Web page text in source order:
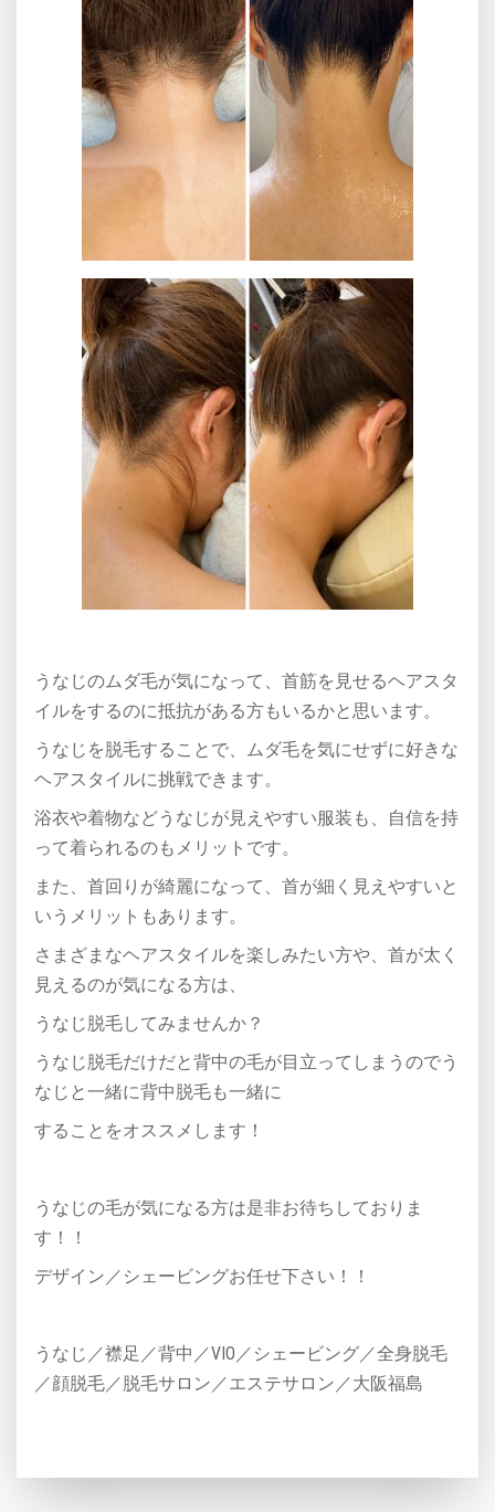
うなじのムダ毛が気になって、首筋を見せるヘアスタ
イルをするのに抵抗がある方もいるかと思います。
うなじを脱毛することで、ムダ毛を気にせずに好きな
ヘアスタイルに挑戦できます。
浴衣や着物などうなじが見えやすい服装も、自信を持
って着られるのもメリットです。
また、首回りが綺麗になって、首が細く見えやすいと
いうメリットもあります。
さまざまなヘアスタイルを楽しみたい方や、首が太く
見えるのが気になる方は、
うなじ脱毛してみませんか？
うなじ脱毛だけだと背中の毛が目立ってしまうのでう
なじと一緒に背中脱毛も一緒に
することをオススメします！
うなじの毛が気になる方は是非お待ちしておりま
す！！
デザイン／シェービングお任せ下さい！！
うなじ／襟足／背中／VIO／シェービング／全身脱毛
／顔脱毛／脱毛サロン／エステサロン／大阪福島